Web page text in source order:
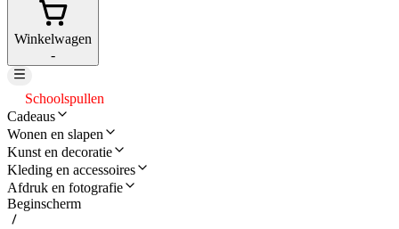
Winkelwagen
-
Schoolspullen
Cadeaus
Wonen en slapen
Kunst en decoratie
Kleding en accessoires
Afdruk en fotografie
Beginscherm